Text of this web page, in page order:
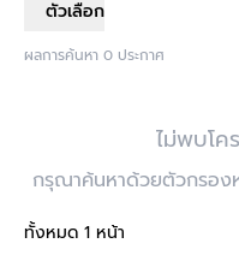
ตัวเลือก
ผลการค้นหา 0 ประกาศ
ไม่พบโค
กรุณาค้นหาด้วยตัวกรอ
ทั้งหมด 1 หน้า